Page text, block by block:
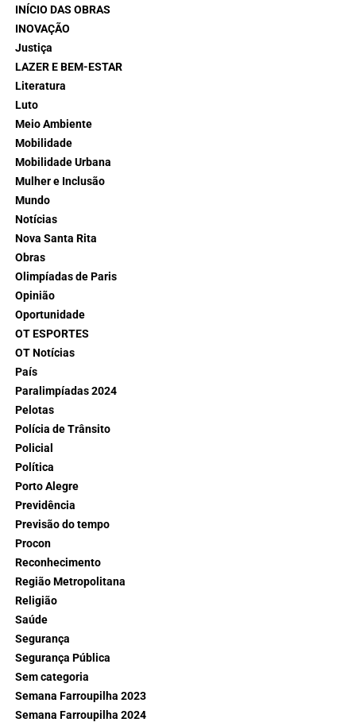
INÍCIO DAS OBRAS
INOVAÇÃO
Justiça
LAZER E BEM-ESTAR
Literatura
Luto
Meio Ambiente
Mobilidade
Mobilidade Urbana
Mulher e Inclusão
Mundo
Notícias
Nova Santa Rita
Obras
Olimpíadas de Paris
Opinião
Oportunidade
OT ESPORTES
OT Notícias
País
Paralimpíadas 2024
Pelotas
Polícia de Trânsito
Policial
Política
Porto Alegre
Previdência
Previsão do tempo
Procon
Reconhecimento
Região Metropolitana
Religião
Saúde
Segurança
Segurança Pública
Sem categoria
Semana Farroupilha 2023
Semana Farroupilha 2024